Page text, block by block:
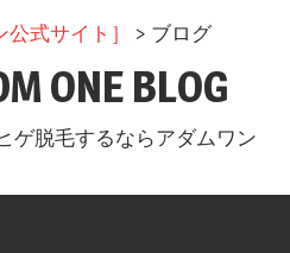
式サイト］ > ブログ
ONE BLOG
ゲ脱毛するならアダムワン